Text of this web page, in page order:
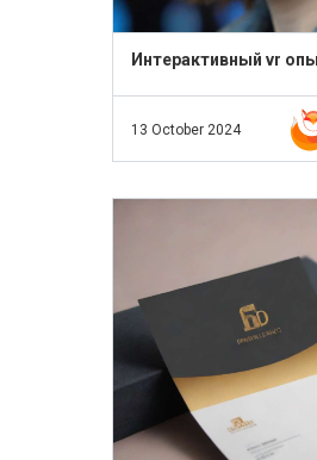
Интерактивный vr
13 October 2024